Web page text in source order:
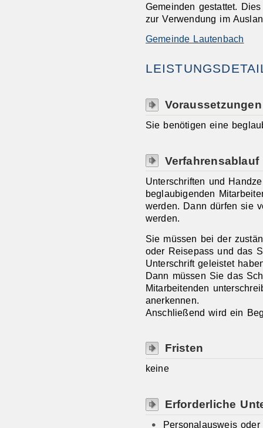
Gemeinden gestattet.
zur Verwendung im
Gemeinde Lautenbach
Voraussetzungen
Sie benötigen eine
Verfahrensablauf
Unterschriften und
beglaubigenden
werden. Dann dürfen sie
werden.
Sie müssen bei der
oder Reisepass und das
Unterschrift geleistet
Dann müssen Sie das
Mitarbeitenden
anerkennen.
Anschließend wird ein
Fristen
keine
Erforderliche
Personalausweis